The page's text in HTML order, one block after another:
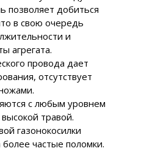
позволяет добиться
в свою очередь
и
агрегата.
провода дает
отсутствует
с любым уровнем
травой.
газонокосилки
частые поломки.